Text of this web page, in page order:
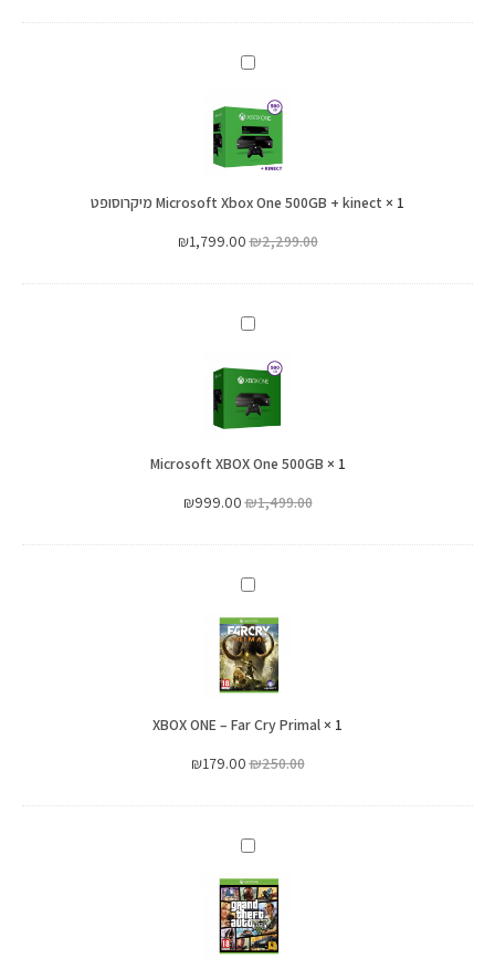
Microsoft
One
500GB
kinect
1
× Microsoft Xbox One 500GB + kinect מיקרוסופט
₪2,299.00
₪1,799.00
Microsoft
One
500GB
1
×
Microsoft XBOX One 500GB
₪1,499.00
₪999.00
XBOX
ONE
–
Far
Cry
Primal
1
×
XBOX ONE – Far Cry Primal
₪250.00
₪179.00
XBOX
ONE
–
Grand
Theft